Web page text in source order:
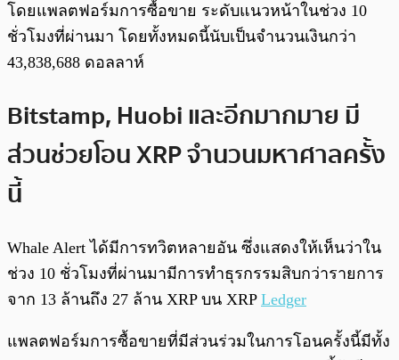
โดยแพลตฟอร์มการซื้อขาย ระดับแนวหน้าในช่วง 10
ชั่วโมงที่ผ่านมา โดยทั้งหมดนี้นับเป็นจำนวนเงินกว่า
43,838,688 ดอลลาห์
Bitstamp, Huobi และอีกมากมาย มี
ส่วนช่วยโอน XRP จำนวนมหาศาลครั้ง
นี้
Whale Alert ได้มีการทวิตหลายอัน ซึ่งแสดงให้เห็นว่าใน
ช่วง 10 ชั่วโมงที่ผ่านมามีการทำธุรกรรมสิบกว่ารายการ
จาก 13 ล้านถึง 27 ล้าน XRP บน XRP Ledger
แพลตฟอร์มการซื้อขายที่มีส่วนร่วมในการโอนครั้งนี้มีทั้ง